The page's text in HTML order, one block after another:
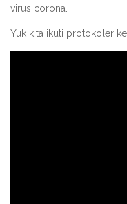
virus corona.
Yuk kita ikuti protokoler